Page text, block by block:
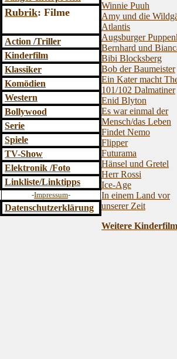
Rubrik: Filme
Action /Triller
Kinderfilm
Klassiker
Komödien
Western
Bollywood
Serie
Spiele
TV-Show
Elektronik /Foto
Linkliste/Linktipps
-Impressum-
Datenschutzerklärung
Winnie Puuh
Amy und die
Atlantis
Augsburger
Bernhard und
Bibi Blocksberg
Bob der Baumeister
Ein Kater macht
101/102 Dalmatiner
Enid Blyton
Es war einmal der
Mensch/das Leben
Findet Nemo
Flipper
Futurama
Hänsel und Gretel
Herr Rossi
Ice-Age
In einem Land vor
unserer Zeit
Weitere